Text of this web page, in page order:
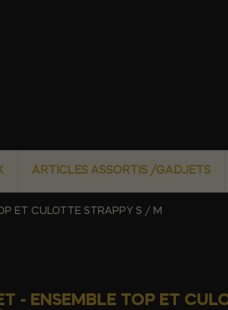
ARTICLES ASSORTIS /GADJETS
ET CULOTTE STRAPPY S / M
- ENSEMBLE TOP ET